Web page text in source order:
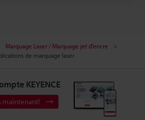
Marquage Laser / Marquage jet d'encre
de marquage laser
KEYENCE
maintenant!